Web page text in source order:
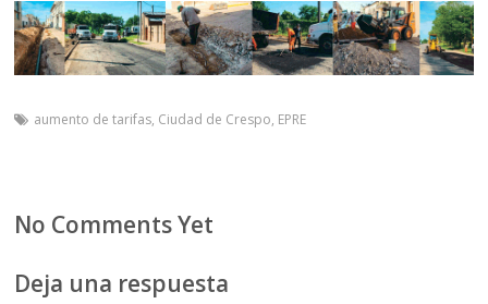
aumento de tarifas, Ciudad de Crespo, EPRE
No Comments Yet
Deja una respuesta